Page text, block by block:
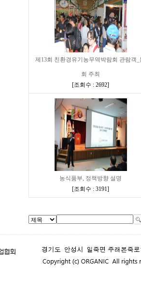
제13회 친환경유기농무역박람회 관람객_
회 주최
[조회수 : 2692]
농식품부, 정책방향 설명
[조회수 : 3191]